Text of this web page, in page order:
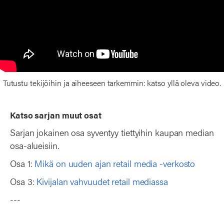
Tutustu tekijöihin ja aiheeseen tarkemmin: katso yllä oleva video.
Katso sarjan muut osat
Sarjan jokainen osa syventyy tiettyihin kaupan median
osa-alueisiin.
Osa 1: Mikä on uuden ajan retail media -verkosto
Osa 3: Kivijalan vahvuudet retail mediassa
---